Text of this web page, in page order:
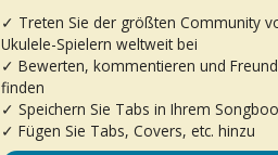
✓ Treten Sie der größten Community
Ukulele-Spielern weltweit bei
✓ Bewerten, kommentieren und
finden
✓ Speichern Sie Tabs in Ihrem
✓ Fügen Sie Tabs, Covers, etc. hinzu